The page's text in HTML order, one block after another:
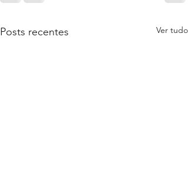
Posts recentes Ver tudo